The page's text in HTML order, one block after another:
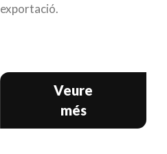
exportació.
Veure
més